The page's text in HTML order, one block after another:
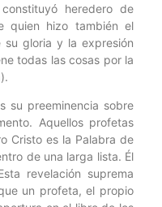
heredero de
quien hizo también el
su gloria y la expresión
todas las cosas por la
su preeminencia sobre
Aquellos profetas
Cristo es la Palabra de
de una larga lista. Él
revelación suprema
un profeta, el propio